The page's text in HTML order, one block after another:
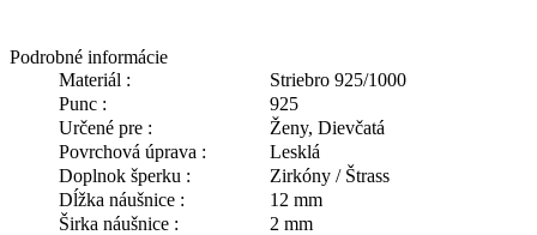
Podrobné informácie
Materiál :
Striebro 925/1000
Punc :
925
Určené pre :
Ženy, Dievčatá
Povrchová úprava :
Lesklá
Doplnok šperku :
Zirkóny / Štrass
Dĺžka náušnice :
12 mm
Širka náušnice :
2 mm